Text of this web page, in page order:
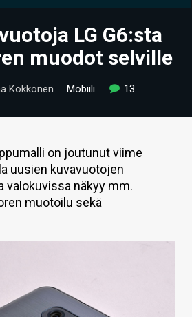
LG G6:sta
muodot selville
Kokkonen Mobiili 13
on joutunut viime
uusien kuvavuotojen
valokuvissa näkyy mm.
muotoilu sekä